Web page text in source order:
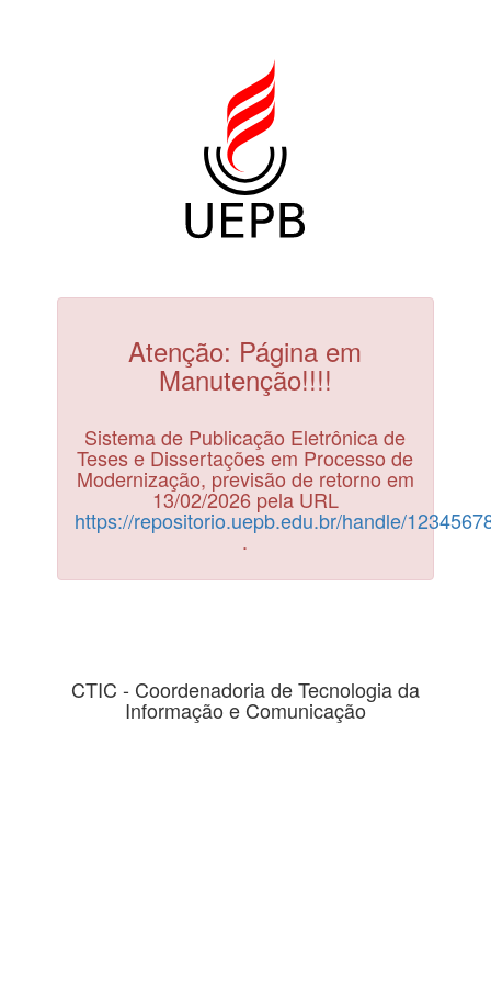
Atenção: Página em
Manutenção!!!!
Sistema de Publicação Eletrônica de
Teses e Dissertações em Processo de
Modernização, previsão de retorno em
13/02/2026 pela URL
https://repositorio.uepb.edu.br/handle/
.
CTIC - Coordenadoria de Tecnologia da
Informação e Comunicação